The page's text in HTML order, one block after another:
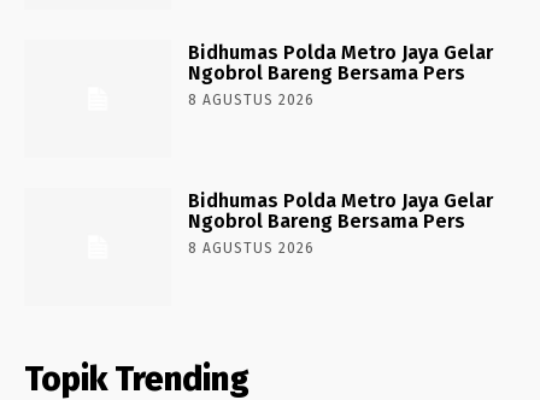
Bidhumas Polda Metro Jaya Gelar
Ngobrol Bareng Bersama Pers
8 AGUSTUS 2026
Bidhumas Polda Metro Jaya Gelar
Ngobrol Bareng Bersama Pers
8 AGUSTUS 2026
Topik Trending